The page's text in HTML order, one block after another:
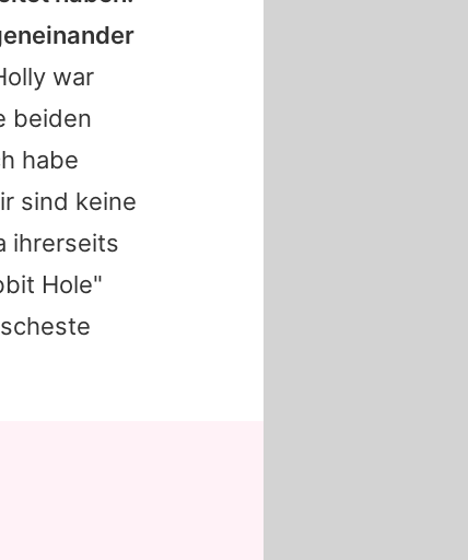
war
beiden
habe
sind keine
ihrerseits
Hole"